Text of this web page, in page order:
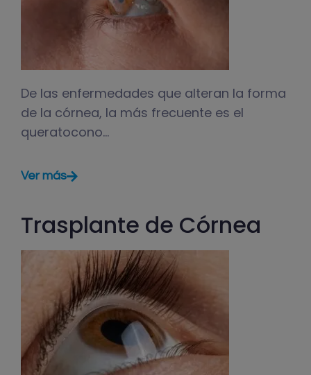
De las enfermedades que alteran la forma
de la córnea, la más frecuente es el
queratocono…
Ver más
Trasplante de Córnea